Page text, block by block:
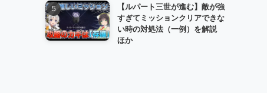
【ルパート三世が進む】敵が強
すぎてミッションクリアできな
い時の対処法（一例）を解説
ほか